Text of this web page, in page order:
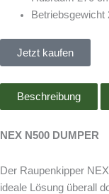
Betriebsgewicht
Jetzt kaufen
Beschreibung
NEX N500 DUMPER
Der Raupenkipper
ideale Lösung überall